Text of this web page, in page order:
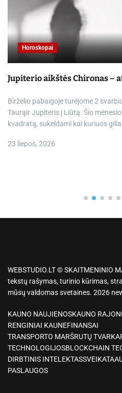
Horoskopai
Jupiterio aikštės Chironas –
Birželio pabaigoje turėjome 2
Taurąir Jupiteris į Liūtą. Šio
kvadratą, sukeldami kai kuriuos
23 liepos, 2026
WEBSTUDIO.LT © SKAITMENINIO
tekstų rašymas, turinio kūrimas,
mūsų valdomas svetaines. 2026
KAUNO NAUJIENOSKAUNO
RENGINIAI KAUNEFINANSAI
TRANSPORTO MARŠRUTŲ
TECHNOLOGIJOSBLOCKCHAIN
DIRBTINIS INTELEKTASSVEIKATA
PASLAUGOS